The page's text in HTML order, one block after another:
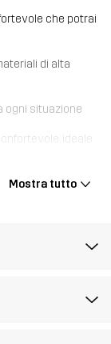
che potrai
di alta
ogni situazione
ideale
da trekking
Mostra tutto